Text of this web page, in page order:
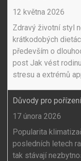
12 května 2026
Zdravý životní styl
krátkodobých
především o
post Jak vést
stresu a extrémů
Důvody pro
17 února 2026
Popularita
posledních letech
tak stávají